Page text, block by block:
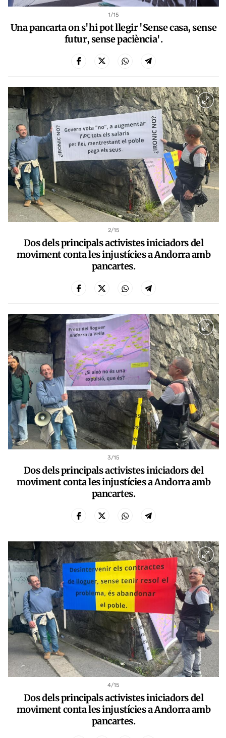
1/15
Una pancarta on s'hi pot llegir 'Sense casa, sense
futur, sense paciència'.
2/15
Dos dels principals activistes iniciadors del
moviment conta les injustícies a Andorra amb
pancartes.
3/15
Dos dels principals activistes iniciadors del
moviment conta les injustícies a Andorra amb
pancartes.
4/15
Dos dels principals activistes iniciadors del
moviment conta les injustícies a Andorra amb
pancartes.